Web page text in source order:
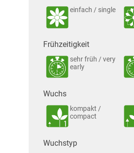
einfach / single
Frühzeitigkeit
sehr früh / very
early
Wuchs
kompakt /
compact
Wuchstyp